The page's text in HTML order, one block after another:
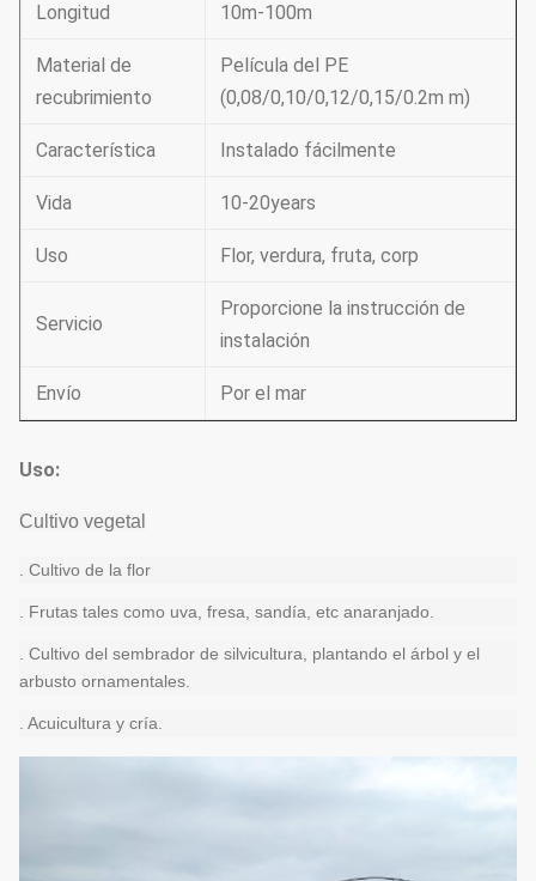
Longitud 10m-100m
Material de
recubrimiento
Película del PE
(0,08/0,10/0,12/0,15/0.2m m)
Característica Instalado fácilmente
Vida 10-20years
Uso Flor, verdura, fruta, corp
Servicio
Proporcione la instrucción de
instalación
Envío Por el mar
Uso:
Cultivo vegetal
. Cultivo de la flor
. Frutas tales como uva, fresa, sandía, etc anaranjado.
. Cultivo del sembrador de silvicultura, plantando el árbol y el
arbusto ornamentales.
. Acuicultura y cría.